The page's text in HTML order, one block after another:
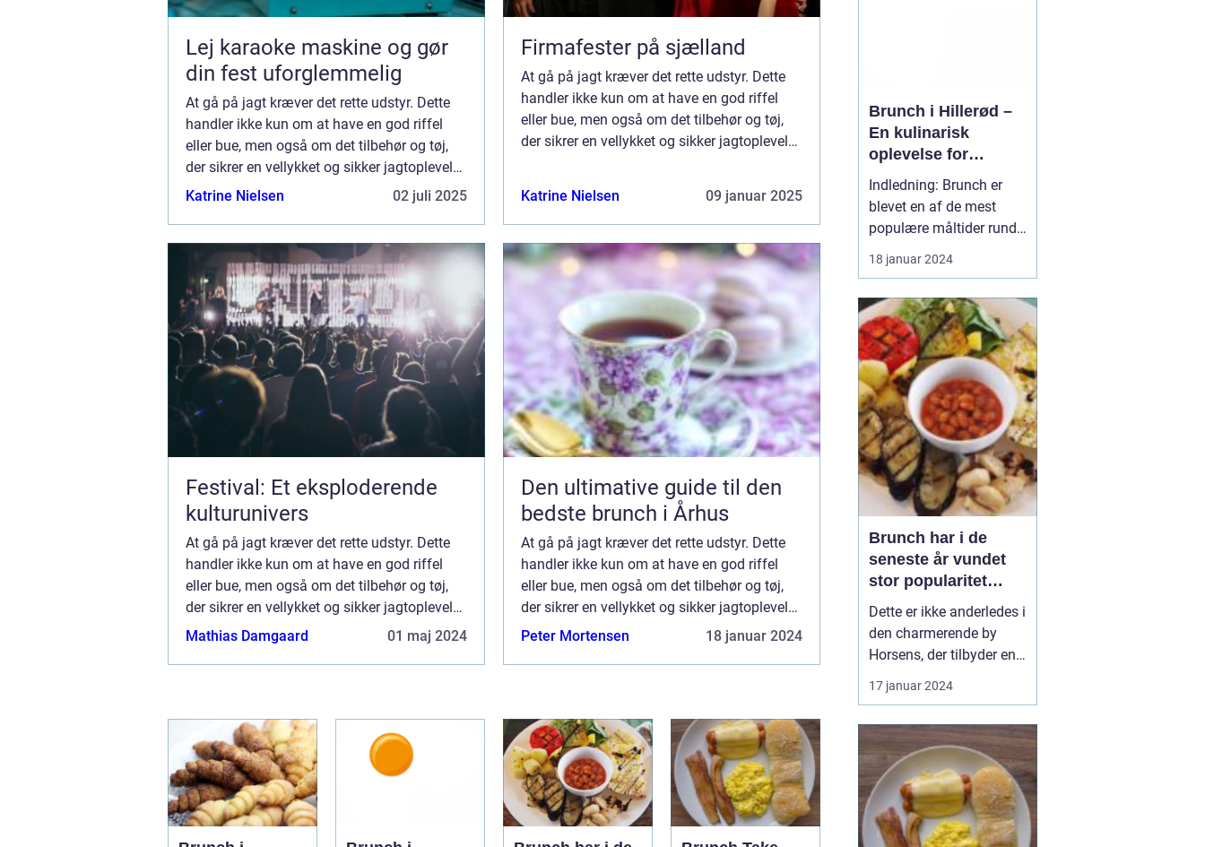
Lej karaoke maskine og gør
din fest uforglemmelig
At gå på jagt kræver det rette udstyr. Dette
handler ikke kun om at have en god riffel
eller bue, men også om det tilbehør og tøj,
der sikrer en vellykket og sikker jagtoplevels.
Jagtudstyr handler om at blive &e...
Katrine Nielsen 02 juli 2025
Firmafester på sjælland
At gå på jagt kræver det rette udstyr. Dette
handler ikke kun om at have en god riffel
eller bue, men også om det tilbehør og tøj,
der sikrer en vellykket og sikker jagtoplevels.
Katrine Nielsen
09 januar 2025
Festival: Et eksploderende
kulturunivers
At gå på jagt kræver det rette udstyr. Dette
handler ikke kun om at have en god riffel
eller bue, men også om det tilbehør og tøj,
der sikrer en vellykket og sikker jagtoplevels.
Jagtudstyr handler om at blive &e...
Mathias Damgaard 01 maj 2024
Den ultimative guide til den
bedste brunch i Århus
At gå på jagt kræver det rette udstyr. Dette
handler ikke kun om at have en god riffel
eller bue, men også om det tilbehør og tøj,
der sikrer en vellykket og sikker jagtoplevels.
Jagtudstyr handler om at blive &e...
Peter Mortensen 18 januar 2024
Brunch i Hillerød –
En kulinarisk
oplevelse for
eventyrrejsende og
backpackere
Indledning: Brunch er
blevet en af de mest
populære måltider rundt
omkring i verden, og
Hillerød er ingen
kendt for sin rige historie
og smukke natur, tilbyder
også et bredt udvalg af
lækre brunchsteder, der
tiltaler både eve...
18 januar 2024
Brunch har i de
seneste år vundet
stor popularitet
blandt
madentusiaster og
dem, der elsker at
kombinere de
lækreste
morgenmadslækkeri
er med
frokostfavoritter
Dette er ikke anderledes i
den charmerende by
Horsens, der tilbyder en
række steder, hvor man
kan nyde en fantastisk
vi præsentere brunch i
Horsens og udforske
dens udvikling over tid.
Præsentation af brunch i
Horsens: Hvad ...
17 januar 2024